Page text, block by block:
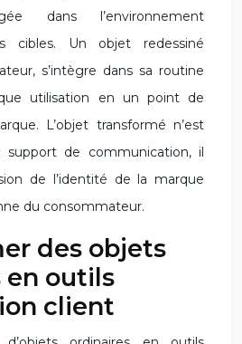
dans l’environnement
cibles. Un objet redessiné
s’intègre dans sa routine
utilisation en un point de
L’objet transformé n’est
support de communication, il
de l’identité de la marque
du consommateur.
des objets
en outils
client